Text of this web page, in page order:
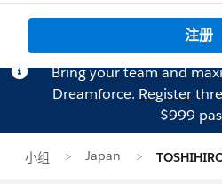
注册
Bring your team and
Dreamforce. Register
$999
小组 Japan